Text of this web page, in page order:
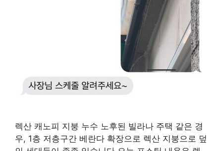
렉산 캐노피 지붕 누수 노후된 빌라나 주택 같은 경
우, 1층 저층구간 베란다 확장으로 렉산 지붕으로 덮